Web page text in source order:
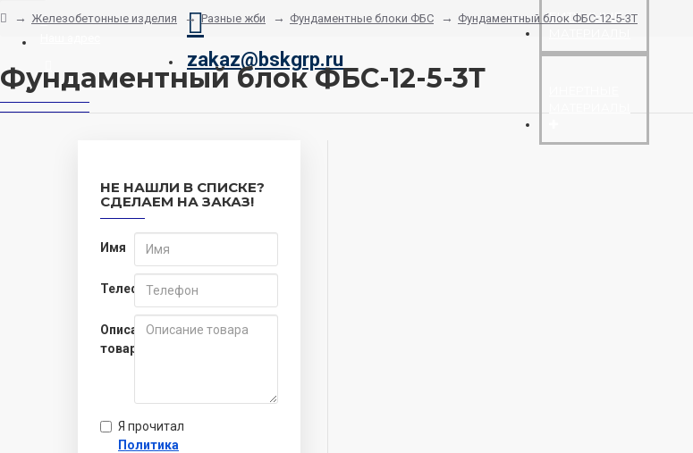
Заказать звонок
zakaz@bskgrp.ru
БИТУМНЫЕ
Железобетонные изделия Разные жби Фундаментные блоки ФБС Фундаментный блок ФБС-12-5-3Т
Фундаментный блок ФБС-12-5-3Т
НЕ НАШЛИ В СПИСКЕ?
СДЕЛАЕМ НА ЗАКАЗ!
Имя
Телефон
Описание
товара
Я прочитал
Политика